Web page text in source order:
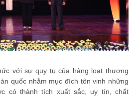
với sự quy tụ của hàng loạt thương
quốc nhằm mục đích tôn vinh những
có thành tích xuất sắc, uy tín, chất